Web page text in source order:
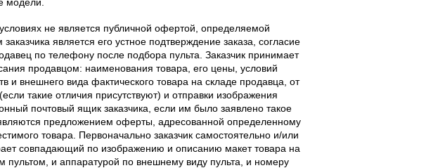
не является публичной офертой, определяемой
является его устное подтверждение заказа, согласие
по телефону после подбора пульта. Заказчик принимает
продавцом: наименования товара, его цены, условий
и внешнего вида фактического товара на складе продавца, от
такие отличия присутствуют) и отправки изображения
почтовый ящик заказчика, если им было заявлено такое
предложением оферты, адресованной определенному
товара. Первоначально заказчик самостоятельно и/или
совпадающий по изображению и описанию макет товара на
пультом, и аппаратурой по внешнему виду пульта, и номеру